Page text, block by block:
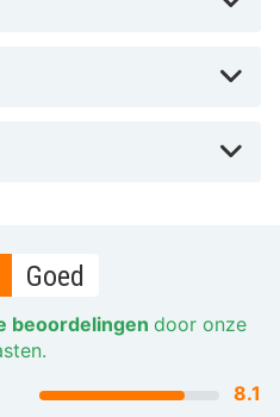
Goed
beoordelingen door onze
8.1